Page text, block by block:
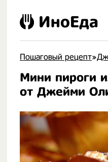
Пошаговый рецепт»
Мини пироги
от Джейми
ИноЕда